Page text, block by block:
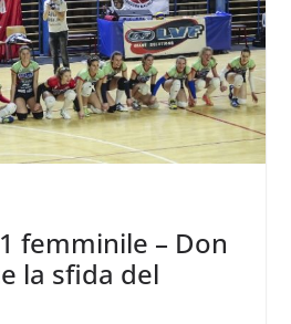
femminile – Don
la sfida del